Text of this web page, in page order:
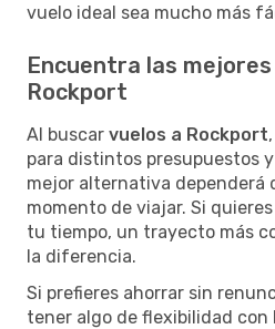
vuelo ideal sea mucho más
Encuentra las
Rockport
Al buscar vuelos a Rockport
para distintos presupuestos
mejor alternativa dependerá
momento de viajar. Si
tu tiempo, un trayecto más
la diferencia.
Si prefieres ahorrar sin
tener algo de flexibilidad con